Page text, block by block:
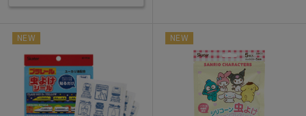
NEW NEW